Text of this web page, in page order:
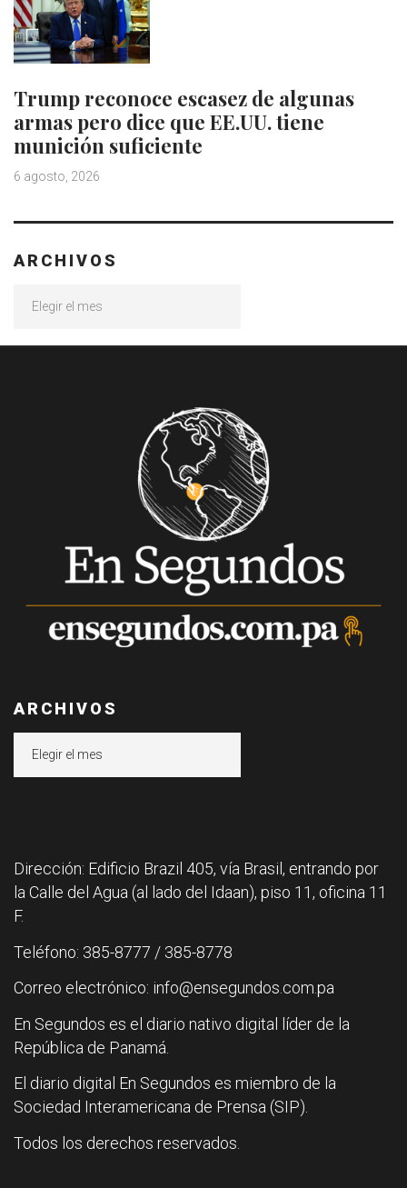
Trump reconoce escasez de algunas
armas pero dice que EE.UU. tiene
munición suficiente
6 agosto, 2026
ARCHIVOS
ARCHIVOS
Dirección: Edificio Brazil 405, vía Brasil, entrando por
la Calle del Agua (al lado del Idaan), piso 11, oficina 11
F.
Teléfono: 385-8777 / 385-8778
Correo electrónico: info@ensegundos.com.pa
En Segundos es el diario nativo digital líder de la
República de Panamá.
El diario digital En Segundos es miembro de la
Sociedad Interamericana de Prensa (SIP).
Todos los derechos reservados.